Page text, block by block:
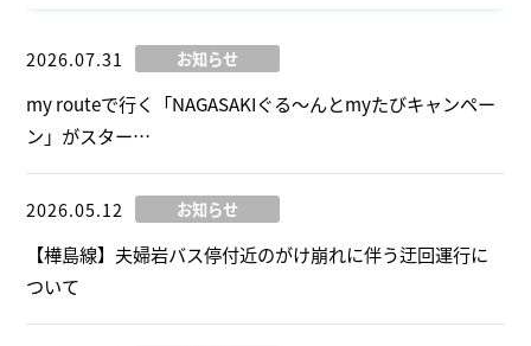
2026.07.31 お知らせ
my routeで行く「NAGASAKIぐる～んとmyたびキャンペー
ン」がスター…
2026.05.12 お知らせ
【樺島線】夫婦岩バス停付近のがけ崩れに伴う迂回運行に
ついて